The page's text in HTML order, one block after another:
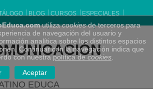
utilizacookiesde terceros para
de navegación del usuario y
analítica sobre los distintos espacios
Continuar con la navegación indica que
con nuestra política decookies
Aceptar
BLOG CURSOS
ESPECIALES
ELE AGENDA 2030 CONTACTO
EDUCA